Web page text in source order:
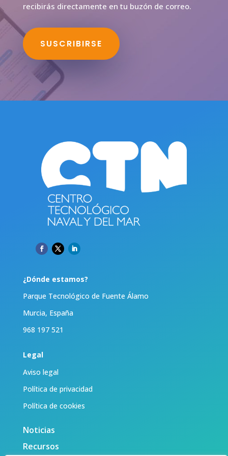
recibirás directamente en tu buzón de correo.
SUSCRIBIRSE
¿Dónde estamos?
Parque Tecnológico de Fuente Álamo
Murcia, España
968 197 521
Legal
Aviso legal
Política de privacidad
Política de cookies
Noticias
Recursos